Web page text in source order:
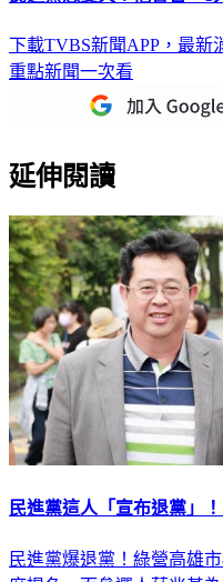
下載TVBS新聞APP，最新
重點新聞一次看
延伸閱讀
民進黨這人「宣布退黨」
民進黨爆退黨！綠營高雄